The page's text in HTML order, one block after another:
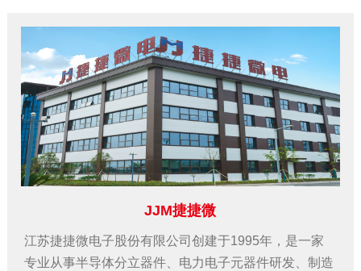
JJM捷捷微
江苏捷捷微电子股份有限公司创建于1995年，是一家
专业从事半导体分立器件、电力电子元器件研发、制造